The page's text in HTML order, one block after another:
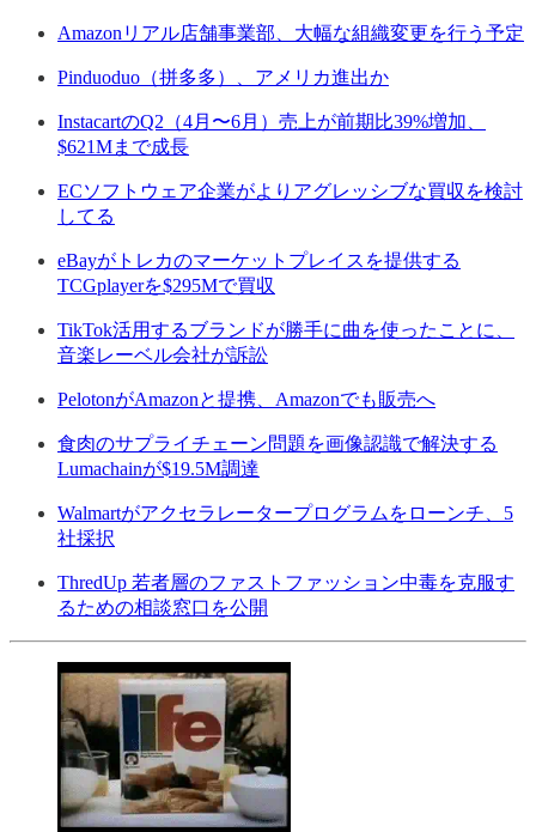
Amazonリアル店舗事業部、大幅な組織変更を行う予定
Pinduoduo（拼多多）、アメリカ進出か
InstacartのQ2（4月〜6月）売上が前期比39%増加、
$621Mまで成長
ECソフトウェア企業がよりアグレッシブな買収を検討
してる
eBayがトレカのマーケットプレイスを提供する
TCGplayerを$295Mで買収
TikTok活用するブランドが勝手に曲を使ったことに、
音楽レーベル会社が訴訟
PelotonがAmazonと提携、Amazonでも販売へ
食肉のサプライチェーン問題を画像認識で解決する
Lumachainが$19.5M調達
Walmartがアクセラレータープログラムをローンチ、5
社採択
ThredUp 若者層のファストファッション中毒を克服す
るための相談窓口を公開